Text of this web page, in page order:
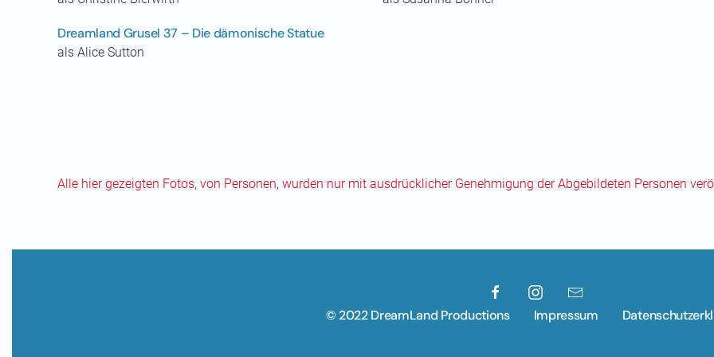
Dreamland Grusel 37 – Die dämonische Statue
als Alice Sutton
Alle hier gezeigten Fotos, von Personen, wurden nur mit ausdrücklicher Genehmigung der Abgebildeten Personen
© 2022 DreamLand Productions Impressum